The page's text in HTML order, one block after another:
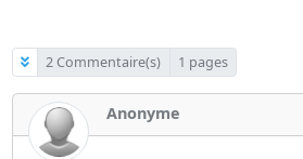
2 Commentaire(s) 1 pages
Anonyme